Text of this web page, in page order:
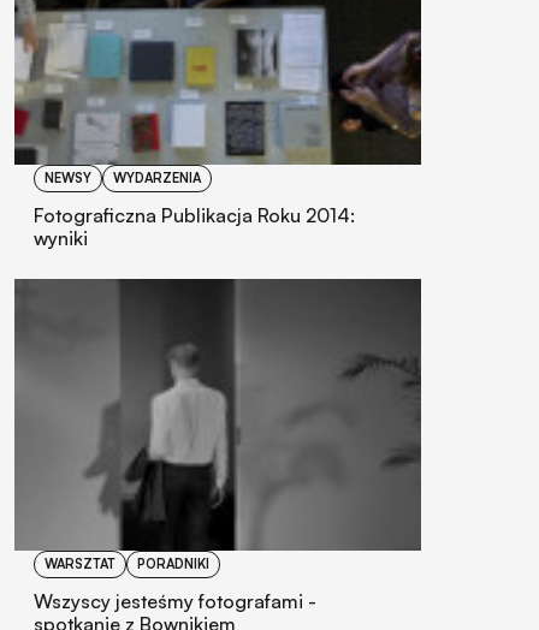
NEWSY WYDARZENIA
Fotograficzna Publikacja Roku 2014:
wyniki
WARSZTAT PORADNIKI
Wszyscy jesteśmy fotografami -
spotkanie z Bownikiem